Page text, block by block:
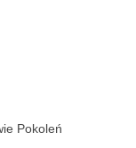
Pokoleń